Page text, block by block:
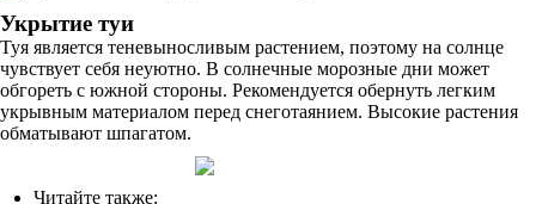
Укрытие туи
Туя является теневыносливым растением, поэтому на солнце
чувствует себя неуютно. В солнечные морозные дни может
обгореть с южной стороны. Рекомендуется обернуть легким
укрывным материалом перед снеготаянием. Высокие растения
обматывают шпагатом.
Читайте также: